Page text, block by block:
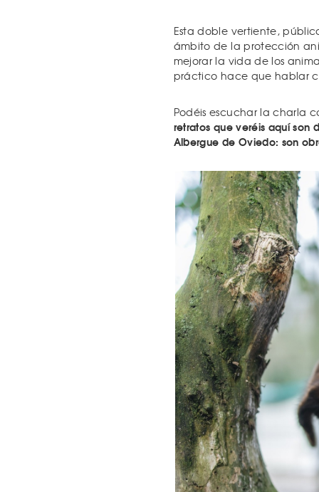
Esta doble vertiente,
ámbito de la protección
mejorar la vida de los
práctico hace que hablar
Podéis escuchar la charla
retratos que veréis aquí
Albergue de Oviedo: son